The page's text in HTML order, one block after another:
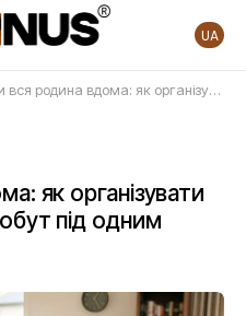
UA
вдома: як організувати навчання, роботу й побут під одним дахом
як організувати
під одним